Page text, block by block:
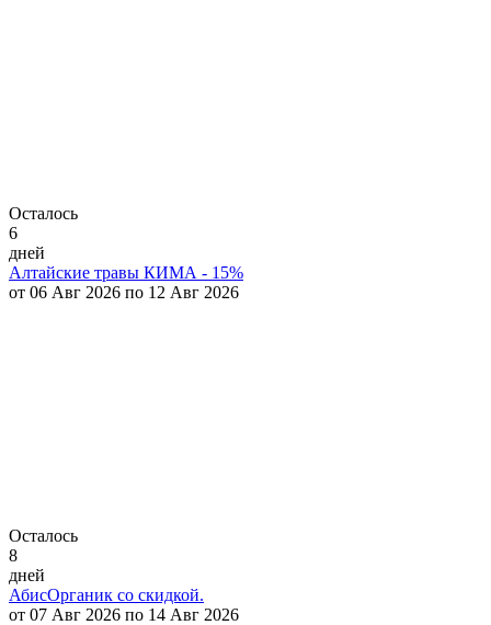
Осталось
6
дней
Алтайские травы КИМА - 15%
от 06 Авг 2026 по 12 Авг 2026
Осталось
8
дней
АбисОрганик со скидкой.
от 07 Авг 2026 по 14 Авг 2026